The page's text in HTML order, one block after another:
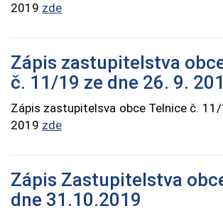
2019 zde
Zápis zastupitelstva
č. 11/19 ze dne 26. 9.
Zápis zastupitelsva obce Telnice č.
2019 zde
Zápis Zastupitelstva
dne 31.10.2019